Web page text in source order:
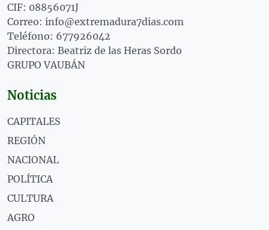
CIF: 08856071J
Correo: info@extremadura7dias.com
Teléfono: 677926042
Directora: Beatriz de las Heras Sordo
GRUPO VAUBÁN
Noticias
CAPITALES
REGIÓN
NACIONAL
POLÍTICA
CULTURA
AGRO